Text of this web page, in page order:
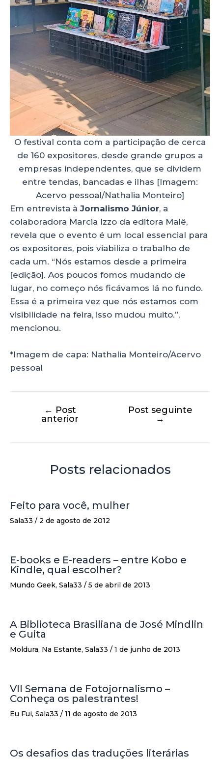
O festival conta com a participação de cerca
de 160 expositores, desde grande grupos a
empresas independentes, que se dividem
entre tendas, bancadas e ilhas [Imagem:
Acervo pessoal/Nathalia Monteiro]
Em entrevista à Jornalismo Júnior, a
colaboradora Marcia Izzo da editora Malê,
revela que o evento é um local essencial para
os expositores, pois viabiliza o trabalho de
cada um. “Nós estamos desde a primeira
[edição]. Aos poucos fomos mudando de
lugar, no começo nós ficávamos lá no fundo.
Essa é a primeira vez que nós estamos com
visibilidade na feira, isso mudou muito.”,
mencionou.
*Imagem de capa: Nathalia Monteiro/Acervo
pessoal
← Post
anterior
Post seguinte
→
Posts relacionados
Feito para você, mulher
Sala33 / 2 de agosto de 2012
E-books e E-readers – entre Kobo e
Kindle, qual escolher?
Mundo Geek, Sala33 / 5 de abril de 2013
A Biblioteca Brasiliana de José Mindlin
e Guita
Moldura, Na Estante, Sala33 / 1 de junho de 2013
VII Semana de Fotojornalismo –
Conheça os palestrantes!
Eu Fui, Sala33 / 11 de agosto de 2013
Os desafios das traduções literárias